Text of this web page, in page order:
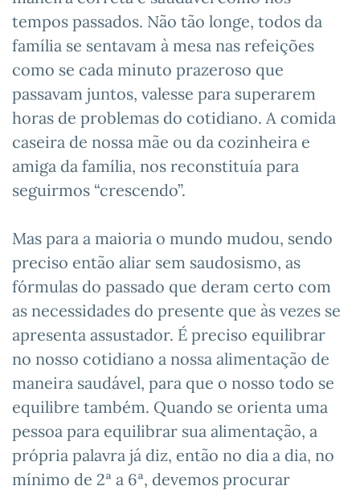
tempos passados. Não tão longe, todos da
família se sentavam à mesa nas refeições
como se cada minuto prazeroso que
passavam juntos, valesse para superarem
horas de problemas do cotidiano. A comida
caseira de nossa mãe ou da cozinheira e
amiga da família, nos reconstituía para
seguirmos “crescendo”.
Mas para a maioria o mundo mudou, sendo
preciso então aliar sem saudosismo, as
fórmulas do passado que deram certo com
as necessidades do presente que às vezes se
apresenta assustador. É preciso equilibrar
no nosso cotidiano a nossa alimentação de
maneira saudável, para que o nosso todo se
equilibre também. Quando se orienta uma
pessoa para equilibrar sua alimentação, a
própria palavra já diz, então no dia a dia, no
mínimo de 2ª a 6ª, devemos procurar